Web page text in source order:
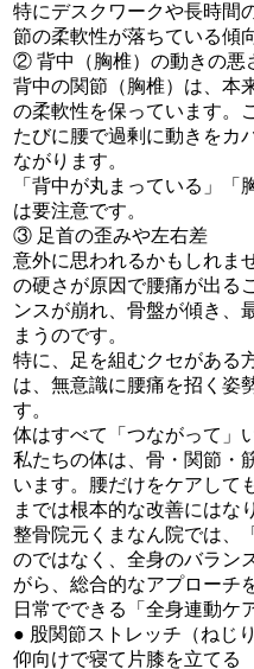
特にデスクワークや長時間
節の柔軟性が落ちている傾
② 背中（胸椎）の動きの悪
背中の関節（胸椎）は、本
の柔軟性を保っています。
たびに腰で過剰に動きをカ
ながります。
「背中が丸まっている」
は要注意です。
③ 足首の歪みや左右差
意外に思われるかもしれま
の硬さが原因で腰痛が出る
ンスが崩れ、骨盤が傾き、
まうのです。
特に、足を組むクセがある
は、無意識に腰痛を招く姿
す。
体はすべて「つながって」
私たちの体は、骨・関節・
います。腰だけをケアして
までは根本的な改善にはな
整骨院元くまなん院では、
のではなく、全身のバラン
がら、総合的なアプローチ
日常でできる「全身連動ケ
● 股関節ストレッチ（ねじ
仰向けで寝て片膝を立てる